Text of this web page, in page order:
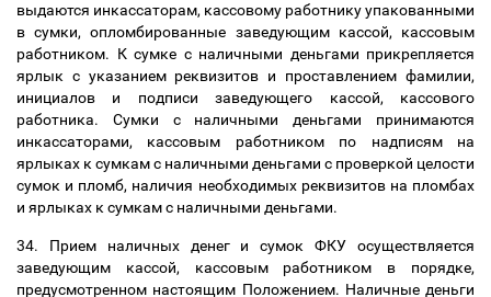
выдаются инкассаторам, кассовому работнику упакованными
в сумки, опломбированные заведующим кассой, кассовым
работником. К сумке с наличными деньгами прикрепляется
ярлык с указанием реквизитов и проставлением фамилии,
инициалов и подписи заведующего кассой, кассового
работника. Сумки с наличными деньгами принимаются
инкассаторами, кассовым работником по надписям на
ярлыках к сумкам с наличными деньгами с проверкой целости
сумок и пломб, наличия необходимых реквизитов на пломбах
и ярлыках к сумкам с наличными деньгами.
34. Прием наличных денег и сумок ФКУ осуществляется
заведующим кассой, кассовым работником в порядке,
предусмотренном настоящим Положением. Наличные деньги